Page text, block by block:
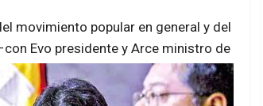
movimiento popular en general y del
Evo presidente y Arce ministro de